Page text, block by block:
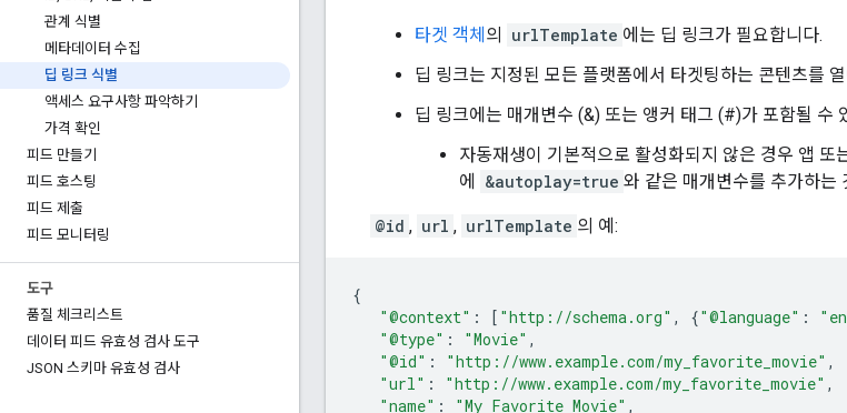
관계 식별
메타데이터 수집
딥 링크 식별
액세스 요구사항 파악하기
가격 확인
피드 만들기
피드 호스팅
피드 제출
피드 모니터링
도구
품질 체크리스트
데이터 피드 유효성 검사 도구
JSON 스키마 유효성 검사
타겟 객체 의 urlTemplate 에는 딥 링크가 필요합니다.
딥 링크는 지정된 모든 플랫폼에서 타겟팅하는 콘텐츠를
딥 링크에는 매개변수 (&) 또는 앵커 태그 (#)가 포함될 수
자동재생이 기본적으로 활성화되지 않은 경우 앱 또
에
&autoplay=true 와 같은 매개변수를 추가하는
@id , url , urlTemplate 의 예:
{
"@context" : [ "http://schema.org" , {"@language" :
"@type" : "Movie" ,
"@id" : "http://www.example.com/my_favorite_movie" ,
"url" : "http://www.example.com/my_favorite_movie" ,
"name" : "My Favorite Movie" ,